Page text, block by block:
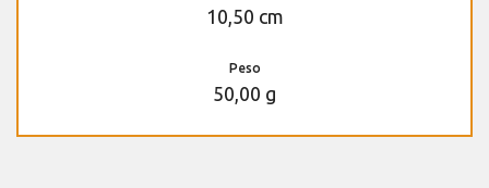
10,50 cm
Peso
50,00 g